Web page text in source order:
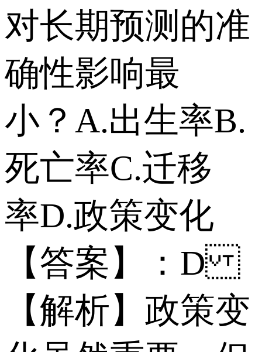
对长期预测的准
确性影响最
小？ A.出生率 B.
死亡率 C.迁移
率 D.政策变化
【答案】：D
【解析】政策变